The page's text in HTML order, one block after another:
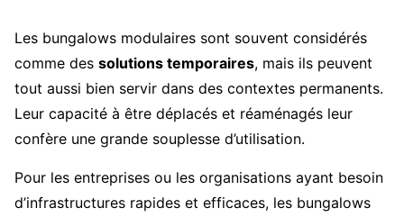
Les bungalows modulaires sont souvent considérés
comme des solutions temporaires, mais ils peuvent
tout aussi bien servir dans des contextes permanents.
Leur capacité à être déplacés et réaménagés leur
confère une grande souplesse d’utilisation.
Pour les entreprises ou les organisations ayant besoin
d’infrastructures rapides et efficaces, les bungalows